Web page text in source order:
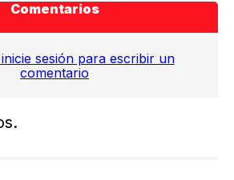
un hermoso diseño en tonos
atractivas y divertidas de usar.
de 30 cm permiten medir ángulos
precisión, mientras que el compás
precisas y nítidas. En resumen,
Comentarios
sesión para escribir un
comentario